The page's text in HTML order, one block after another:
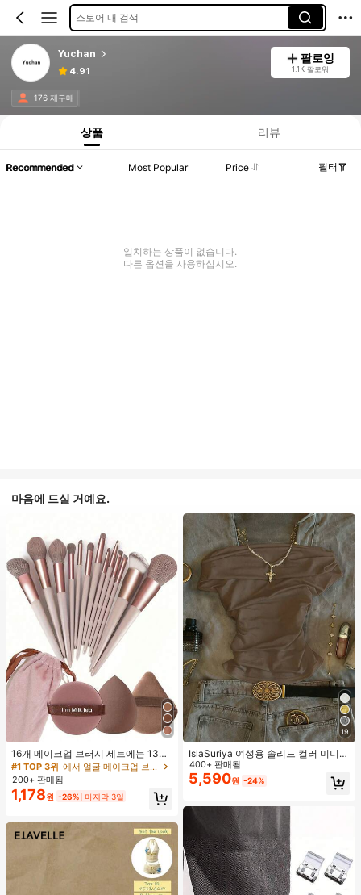
스토어 내 검색
Yuchan
4.91
팔로잉
1.1K 팔로워
176 재구매
상품 리뷰
Recommended Most Popular Price 필터
일치하는 상품이 없습니다.
다른 옵션을 사용하십시오.
마음에 드실 거예요.
16개 메이크업 브러시 세트에는 13개
메이크업 브러시, 1개 눈물 모양 메이
크업 스펀지, 1개 둥근 쿠션 파우더 브
러시, 1개 삼각형 메이크업 스펀지가
포함되어 있습니다 - 클래식 세트. 부
어졌습니다. 여성과 소녀에게 완벽하
며, 가을과 겨울에 이상적입니다.
#1 TOP 3위
에서 얼굴 메이크업 브러시 세트
200+ 판매됨
1,178원 -26% 마지막 3일
19
IslaSuriya 여성용 솔리드 컬러 미니멀
리스트 오프숄더 티셔츠, 캐주얼 일상
복
400+ 판매됨
5,590원 -24%